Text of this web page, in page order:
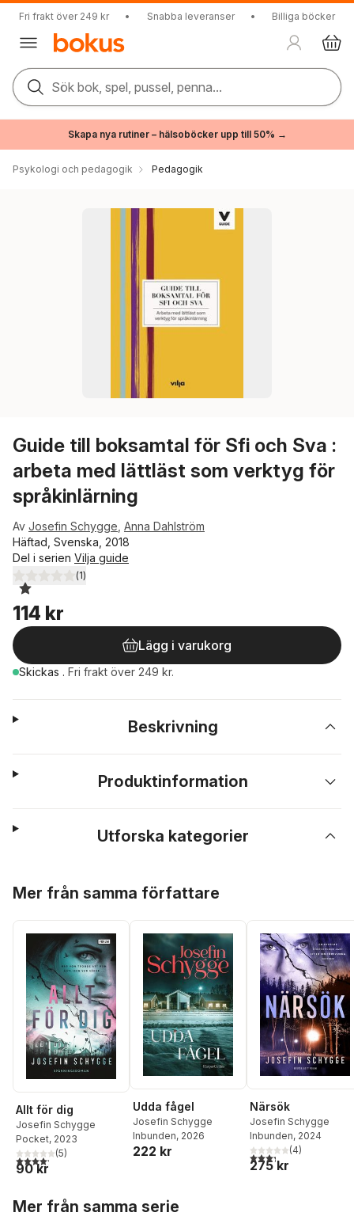
Fri frakt över 249 kr • Snabba leveranser • Billiga böcker
Sök bok, spel, pussel, penna...
Skapa nya rutiner – hälsoböcker upp till 50% →
Psykologi och pedagogik Pedagogik
Guide till boksamtal för Sfi och Sva :
arbeta med lättläst som verktyg för
språkinlärning
Av Josefin Schygge Anna Dahlström
Häftad, Svenska, 2018
Del i serien Vilja guide
1,0utav 5 stjärnor. Totalt antal röster:
(1)
114 kr
Lägg i varukorg
Skickas . Fri frakt över 249 kr.
Beskrivning
Produktinformation
Utforska kategorier
Mer från samma författare
Allt för dig
Josefin Schygge
Pocket, 2023
4,2utav 5 stjärnor. Totalt antal röster:
(5)
90 kr
Udda fågel
Josefin Schygge
Inbunden, 2026
222 kr
Närsök
Josefin Schygge
Inbunden, 2024
3,3utav 5 stjärnor.
(4)
275 kr
Mer från samma serie